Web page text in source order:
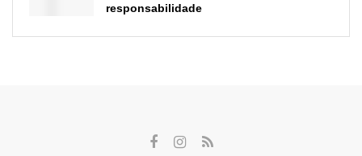
responsabilidade